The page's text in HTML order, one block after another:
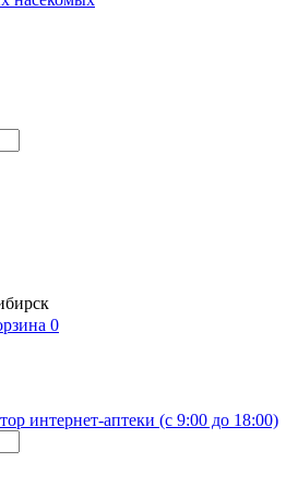
0
интернет-аптеки (с 9:00 до 18:00)